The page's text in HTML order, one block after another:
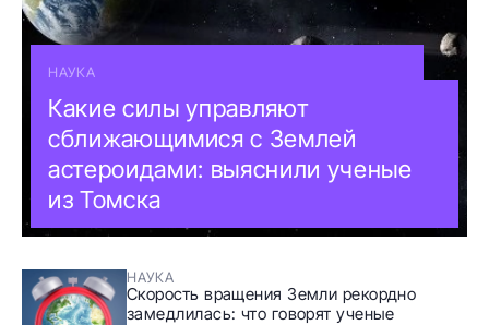
НАУКА
Какие силы управляют
сближающимися с Землей
астероидами: выяснили ученые
из Томска
НАУКА
Скорость вращения Земли рекордно
замедлилась: что говорят ученые